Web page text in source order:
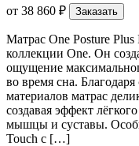
от 38 860 ₽ Заказать
Матрас One Posture
коллекции One. Он
ощущение
во время сна.
материалов матрас
создавая эффект
мышцы и суставы.
Touch с […]